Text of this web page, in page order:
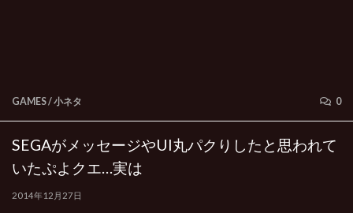
GAMES/小ネタ 0
SEGAがメッセージやUI丸パクりしたと思われて
いたぷよクエ…実は
2014年12月27日